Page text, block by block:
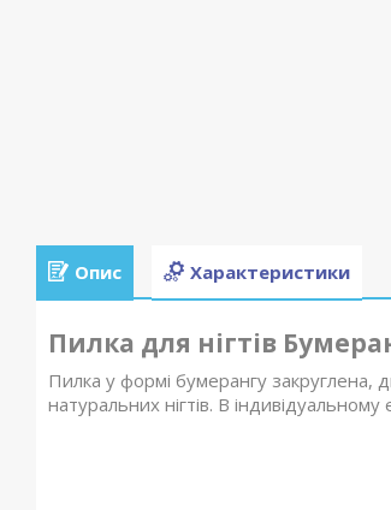
Опис Характеристики
Пилка для нігтів
Пилка у формі бумерангу
натуральних нігтів. В